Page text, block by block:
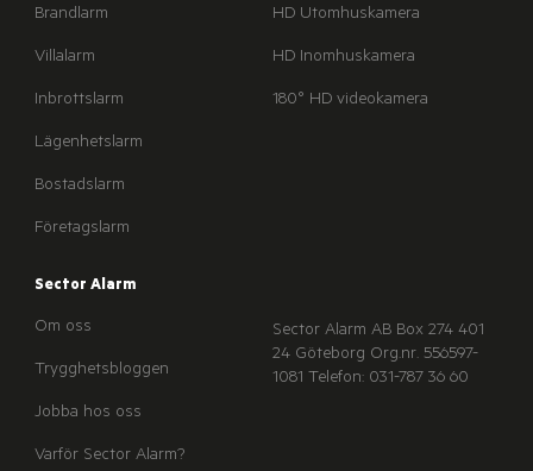
Brandlarm
Villalarm
Inbrottslarm
Lägenhetslarm
Bostadslarm
Företagslarm
HD Utomhuskamera
HD Inomhuskamera
180° HD videokamera
Sector Alarm
Om oss
Trygghetsbloggen
Jobba hos oss
Varför Sector Alarm?
Sector Alarm AB Box 274 401
24 Göteborg Org.nr. 556597-
1081 Telefon: 031-787 36 60